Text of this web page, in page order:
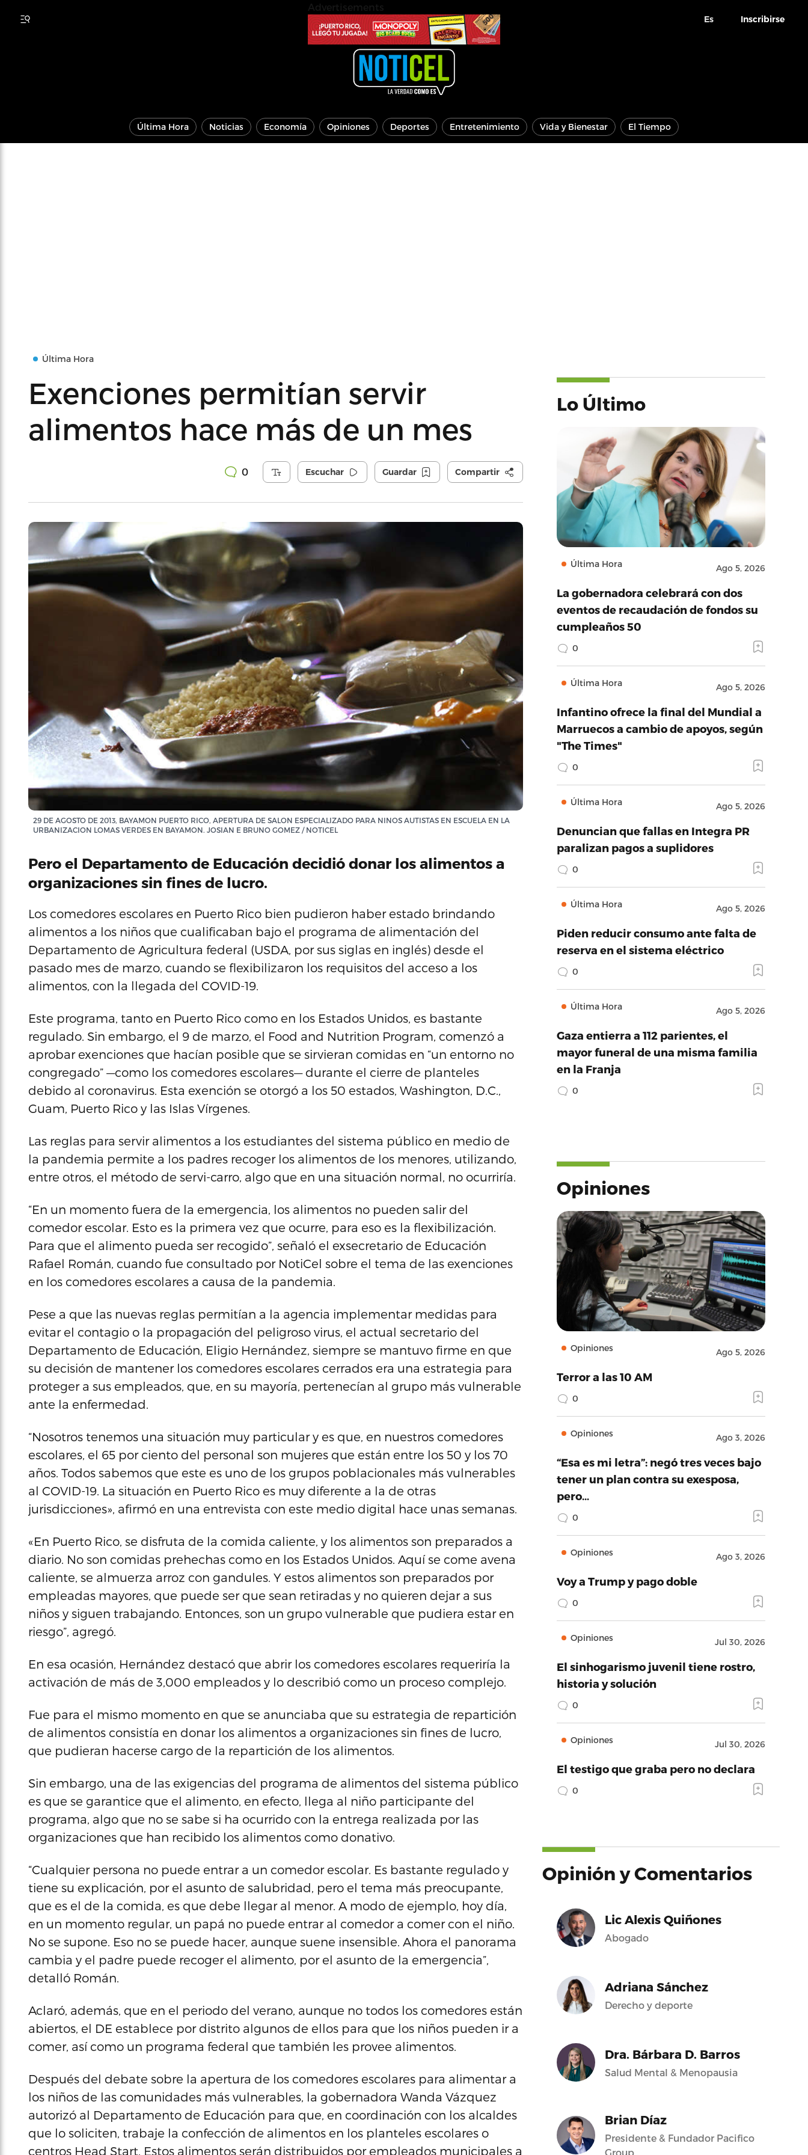
Es Inscribirse
Última Hora Noticias Economía Opiniones Deportes Entretenimiento Vida y Bienestar El Tiempo
Última Hora
Exenciones permitían servir
alimentos hace más de un mes
0 Escuchar Guardar Compartir
29 DE AGOSTO DE 2013, BAYAMON PUERTO RICO, APERTURA DE SALON ESPECIALIZADO PARA NINOS AUTISTAS EN ESCUELA EN LA
URBANIZACION LOMAS VERDES EN BAYAMON. JOSIAN E BRUNO GOMEZ / NOTICEL
Pero el Departamento de Educación decidió donar los alimentos a
organizaciones sin fines de lucro.
Los comedores escolares en Puerto Rico bien pudieron haber estado brindando
alimentos a los niños que cualificaban bajo el programa de alimentación del
Departamento de Agricultura federal (USDA, por sus siglas en inglés) desde el
pasado mes de marzo, cuando se flexibilizaron los requisitos del acceso a los
alimentos, con la llegada del COVID-19.
Este programa, tanto en Puerto Rico como en los Estados Unidos, es bastante
regulado. Sin embargo, el 9 de marzo, el Food and Nutrition Program, comenzó a
aprobar exenciones que hacían posible que se sirvieran comidas en “un entorno no
congregado” —como los comedores escolares— durante el cierre de planteles
debido al coronavirus. Esta exención se otorgó a los 50 estados, Washington, D.C.,
Guam, Puerto Rico y las Islas Vírgenes.
Las reglas para servir alimentos a los estudiantes del sistema público en medio de
la pandemia permite a los padres recoger los alimentos de los menores, utilizando,
entre otros, el método de servi-carro, algo que en una situación normal, no ocurriría.
“En un momento fuera de la emergencia, los alimentos no pueden salir del
comedor escolar. Esto es la primera vez que ocurre, para eso es la flexibilización.
Para que el alimento pueda ser recogido”, señaló el exsecretario de Educación
Rafael Román, cuando fue consultado por NotiCel sobre el tema de las exenciones
en los comedores escolares a causa de la pandemia.
Pese a que las nuevas reglas permitían a la agencia implementar medidas para
evitar el contagio o la propagación del peligroso virus, el actual secretario del
Departamento de Educación, Eligio Hernández, siempre se mantuvo firme en que
su decisión de mantener los comedores escolares cerrados era una estrategia para
proteger a sus empleados, que, en su mayoría, pertenecían al grupo más vulnerable
ante la enfermedad.
“Nosotros tenemos una situación muy particular y es que, en nuestros comedores
escolares, el 65 por ciento del personal son mujeres que están entre los 50 y los 70
años. Todos sabemos que este es uno de los grupos poblacionales más vulnerables
al COVID-19. La situación en Puerto Rico es muy diferente a la de otras
jurisdicciones», afirmó en una entrevista con este medio digital hace unas semanas.
«En Puerto Rico, se disfruta de la comida caliente, y los alimentos son preparados a
diario. No son comidas prehechas como en los Estados Unidos. Aquí se come avena
caliente, se almuerza arroz con gandules. Y estos alimentos son preparados por
empleadas mayores, que puede ser que sean retiradas y no quieren dejar a sus
niños y siguen trabajando. Entonces, son un grupo vulnerable que pudiera estar en
riesgo”, agregó.
En esa ocasión, Hernández destacó que abrir los comedores escolares requeriría la
activación de más de 3,000 empleados y lo describió como un proceso complejo.
Fue para el mismo momento en que se anunciaba que su estrategia de repartición
de alimentos consistía en donar los alimentos a organizaciones sin fines de lucro,
que pudieran hacerse cargo de la repartición de los alimentos.
Sin embargo, una de las exigencias del programa de alimentos del sistema público
es que se garantice que el alimento, en efecto, llega al niño participante del
programa, algo que no se sabe si ha ocurrido con la entrega realizada por las
organizaciones que han recibido los alimentos como donativo.
“Cualquier persona no puede entrar a un comedor escolar. Es bastante regulado y
tiene su explicación, por el asunto de salubridad, pero el tema más preocupante,
que es el de la comida, es que debe llegar al menor. A modo de ejemplo, hoy día,
en un momento regular, un papá no puede entrar al comedor a comer con el niño.
No se supone. Eso no se puede hacer, aunque suene insensible. Ahora el panorama
cambia y el padre puede recoger el alimento, por el asunto de la emergencia”,
detalló Román.
Aclaró, además, que en el periodo del verano, aunque no todos los comedores están
abiertos, el DE establece por distrito algunos de ellos para que los niños pueden ir a
comer, así como un programa federal que también les provee alimentos.
Después del debate sobre la apertura de los comedores escolares para alimentar a
los niños de las comunidades más vulnerables, la gobernadora Wanda Vázquez
autorizó al Departamento de Educación para que, en coordinación con los alcaldes
que lo soliciten, trabaje la confección de alimentos en los planteles escolares o
centros Head Start. Estos alimentos serán distribuidos por empleados municipales a
Lo Último
Última Hora Ago 5, 2026
La gobernadora celebrará con dos
eventos de recaudación de fondos su
cumpleaños 50
0
Última Hora Ago 5, 2026
Infantino ofrece la final del Mundial a
Marruecos a cambio de apoyos, según
"The Times"
0
Última Hora Ago 5, 2026
Denuncian que fallas en Integra PR
paralizan pagos a suplidores
0
Última Hora Ago 5, 2026
Piden reducir consumo ante falta de
reserva en el sistema eléctrico
0
Última Hora Ago 5, 2026
Gaza entierra a 112 parientes, el
mayor funeral de una misma familia
en la Franja
0
Opiniones
Opiniones Ago 5, 2026
Terror a las 10 AM
0
Opiniones Ago 3, 2026
“Esa es mi letra”: negó tres veces bajo
tener un plan contra su exesposa,
pero…
0
Opiniones Ago 3, 2026
Voy a Trump y pago doble
0
Opiniones Jul 30, 2026
El sinhogarismo juvenil tiene rostro,
historia y solución
0
Opiniones Jul 30, 2026
El testigo que graba pero no declara
0
Opinión y Comentarios
Lic Alexis Quiñones
Abogado
Adriana Sánchez
Derecho y deporte
Dra. Bárbara D. Barros
Salud Mental & Menopausia
Brian Díaz
Presidente & Fundador Pacifico
Group